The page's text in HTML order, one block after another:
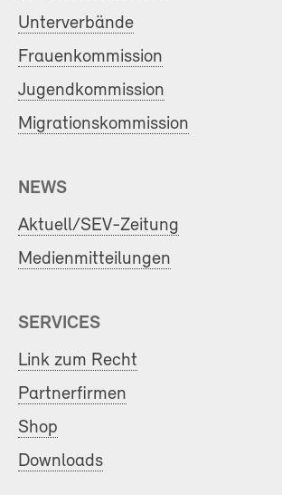
Unterverbände
Frauenkommission
Jugendkommission
Migrationskommission
NEWS
Aktuell/SEV-Zeitung
Medienmitteilungen
SERVICES
Link zum Recht
Partnerfirmen
Shop
Downloads